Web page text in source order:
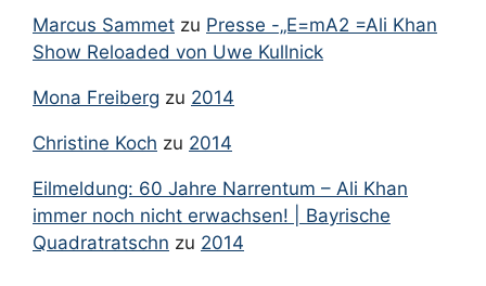
Mai 2004
März 2004
Oktober 2003
Mai 2001
Mai 2000
Januar 2000
Marcus Sammet zu Presse -„E=mA2 =Ali Khan
Show Reloaded von Uwe Kullnick
Mona Freiberg zu 2014
Christine Koch zu 2014
Eilmeldung: 60 Jahre Narrentum – Ali Khan
immer noch nicht erwachsen! | Bayrische
Quadratratschn zu 2014